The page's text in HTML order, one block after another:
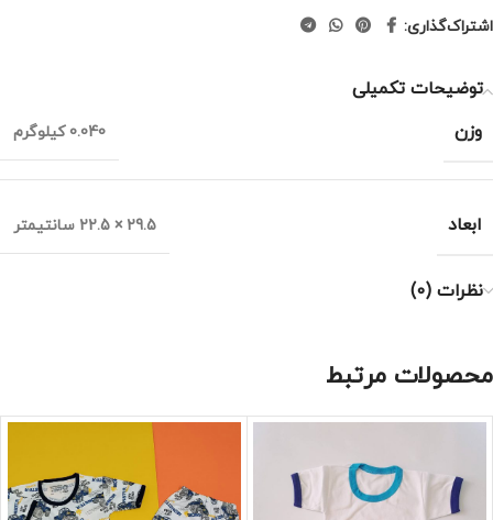
اشتراک‌گذاری:
توضیحات تکمیلی
وزن
0.040 کیلوگرم
ابعاد 29.5 × 22.5 سانتیمتر
نظرات (0)
محصولات مرتبط